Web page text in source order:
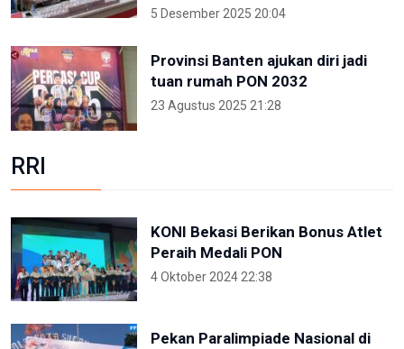
5 Desember 2025 20:04
Provinsi Banten ajukan diri jadi
tuan rumah PON 2032
23 Agustus 2025 21:28
RRI
KONI Bekasi Berikan Bonus Atlet
Peraih Medali PON
4 Oktober 2024 22:38
Pekan Paralimpiade Nasional di